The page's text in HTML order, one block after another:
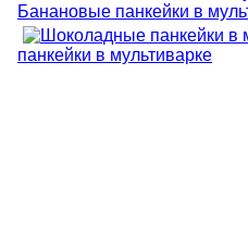
Банановые панкейки в
панкейки в мультиварке